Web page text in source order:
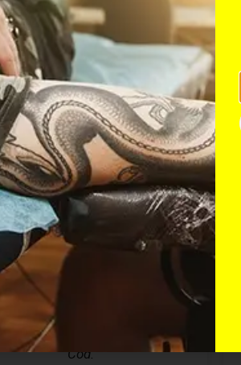
DIMA ASSEMBLA
AGHI
Cod.
-50%